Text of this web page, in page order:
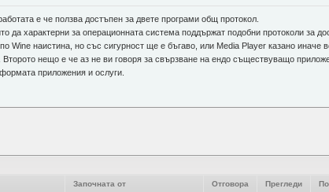
е че ползва достъпен за двете програми общ протокол.
да характерни за операционната система поддържат подобни протоколи за
наистина, но със сигурност ще е бъгаво, или Media Player казано иначе
нещо е че аз не ви говоря за свързване на ендо съществуващо
приложения и ослуги.
Започната от Отговора Прегледи